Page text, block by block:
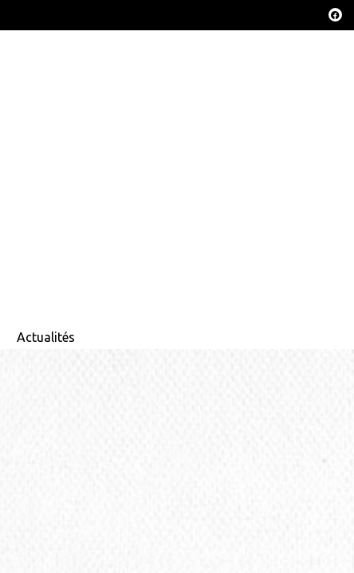
Actualités